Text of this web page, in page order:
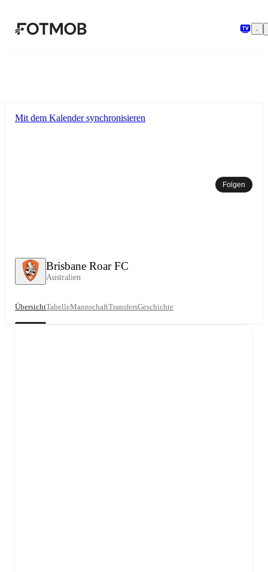
Brisbane Roar FC
Australien
Mit dem Kalender synchronisieren
Folgen
ÜbersichtTabelleMannschaftTransfersGeschichte